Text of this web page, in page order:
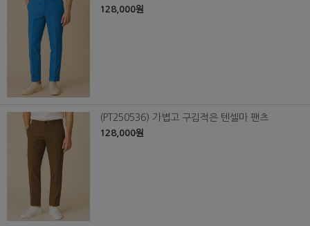
128,000원
(PT250536) 가볍고 구김적은 텐셀마 팬츠
128,000원